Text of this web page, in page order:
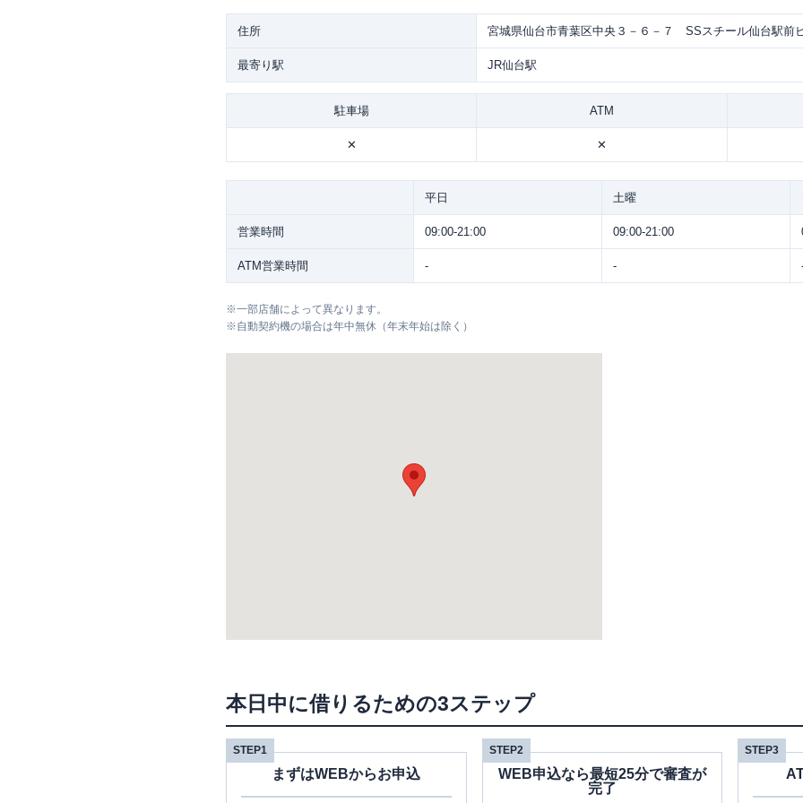
住所 宮城県仙台市青葉区中央３－６－７ SSスチール仙台駅前
最寄り駅 JR仙台駅
駐車場 ATM
✕ ✕
平日 土曜
営業時間 09:00-21:00 09:00-21:00
ATM営業時間 - -
※一部店舗によって異なります。
※自動契約機の場合は年中無休（年末年始は除く）
本日中に借りるための3ステップ
STEP1
まずはWEBからお申込
STEP2
WEB申込なら最短25分で審査が
完了
STEP3